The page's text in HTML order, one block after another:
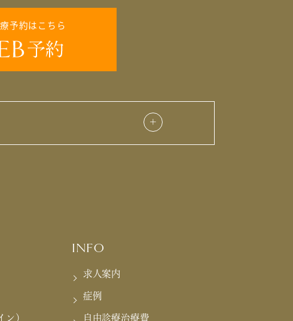
予約はこちら
ン）
INFO
求人案内
症例
自由診療治療費